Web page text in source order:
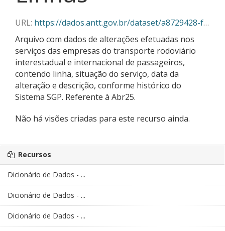
URL: https://dados.antt.gov.br/dataset/a8729428-f382-430c-abe5-6e5f85aa9a03/resource/604b4b51-a64b-46ee-96a3-d43e778eb498/download/historico_linhas_secoes_04_2025.json
Arquivo com dados de alterações efetuadas nos
serviços das empresas do transporte rodoviário
interestadual e internacional de passageiros,
contendo linha, situação do serviço, data da
alteração e descrição, conforme histórico do
Sistema SGP. Referente à Abr25.
Não há visões criadas para este recurso ainda.
Recursos
Dicionário de Dados - ...
Dicionário de Dados - ...
Dicionário de Dados - ...